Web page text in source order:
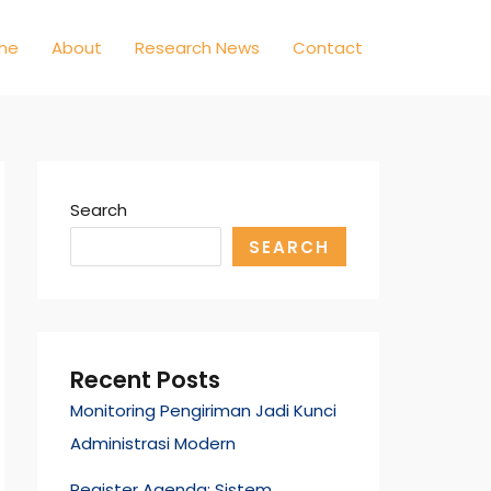
About Research News Contact
Search
SEARCH
Recent Posts
Monitoring Pengiriman Jadi Kunci
Administrasi Modern